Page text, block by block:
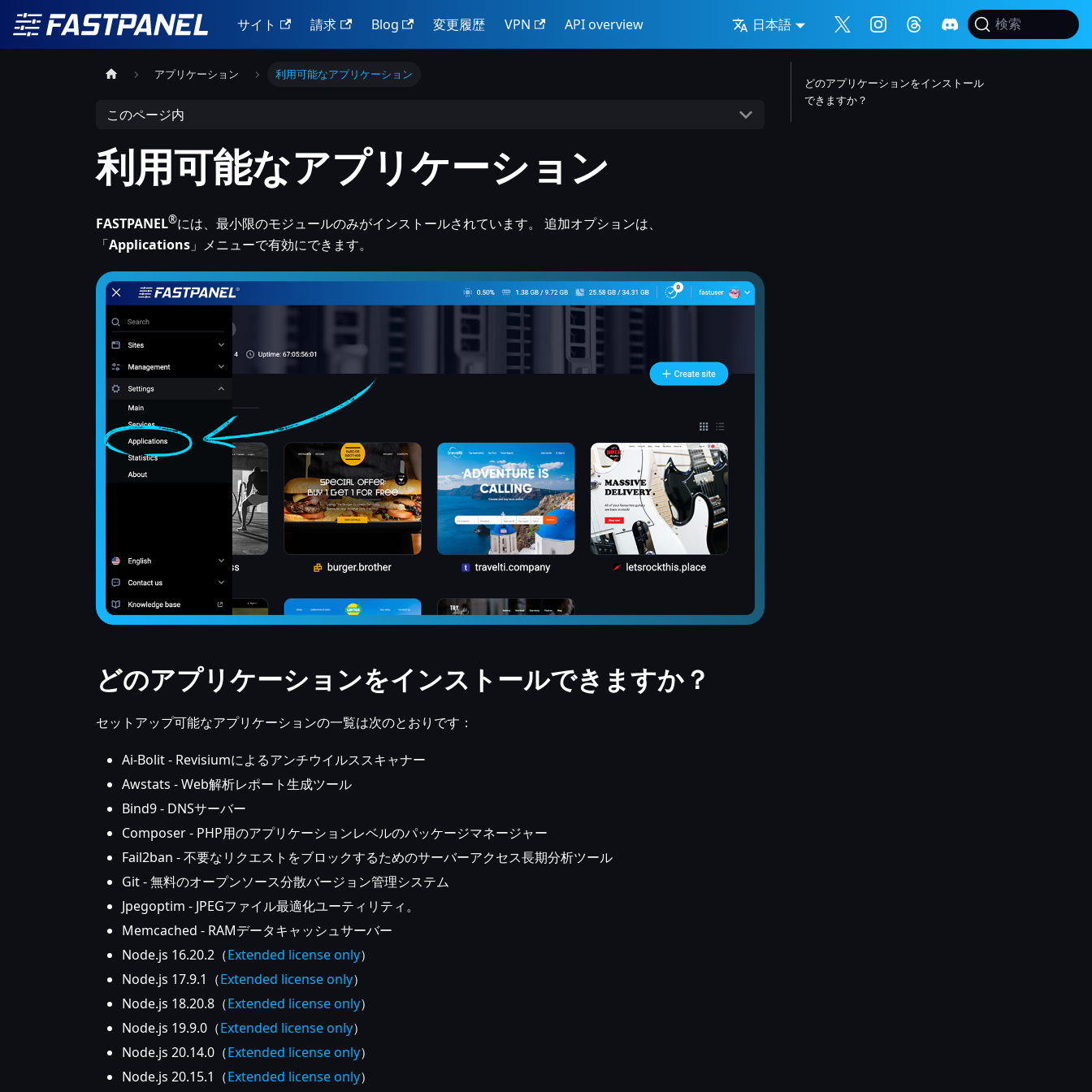
サイト 請求 Blog 変更履歴 VPN API overview 日本語 検索
アプリケーション 利用可能なアプリケーション
このページ内
利用可能なアプリケーション
FASTPANEL®には、最小限のモジュールのみがインストールされています。 追加オプションは、
「Applications 」メニューで有効にできます。
どのアプリケーションをインストールできますか？
セットアップ可能なアプリケーションの一覧は次のとおりです：
Ai-Bolit - Revisiumによるアンチウイルススキャナー
Awstats - Web解析レポート生成ツール
Bind9 - DNSサーバー
Composer - PHP用のアプリケーションレベルのパッケージマネージャー
Fail2ban - 不要なリクエストをブロックするためのサーバーアクセス長期分析ツール
Git - 無料のオープンソース分散バージョン管理システム
Jpegoptim - JPEGファイル最適化ユーティリティ。
Memcached - RAMデータキャッシュサーバー
Node.js 16.20.2（Extended license only）
Node.js 17.9.1（Extended license only）
Node.js 18.20.8（Extended license only）
Node.js 19.9.0（Extended license only）
Node.js 20.14.0（Extended license only）
Node.js 20.15.1（Extended license only）
どのアプリケーションをインストール
できますか？